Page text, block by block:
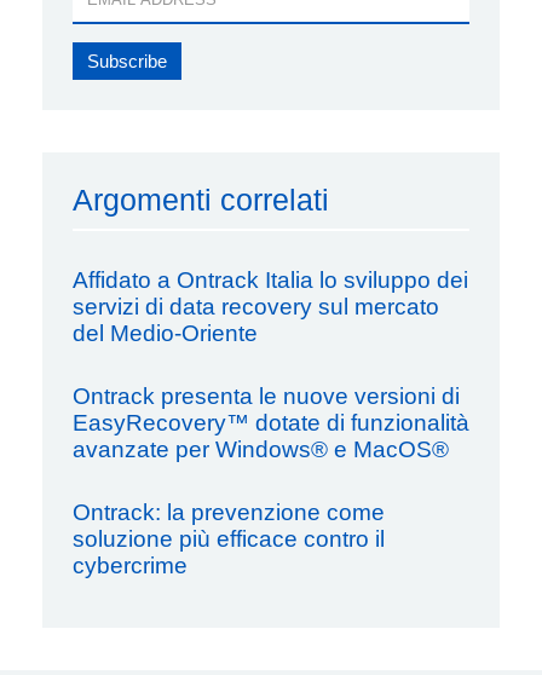
Argomenti correlati
Affidato a Ontrack Italia lo sviluppo dei
servizi di data recovery sul mercato
del Medio-Oriente
Ontrack presenta le nuove versioni di
EasyRecovery™ dotate di funzionalità
avanzate per Windows® e MacOS®
Ontrack: la prevenzione come
soluzione più efficace contro il
cybercrime